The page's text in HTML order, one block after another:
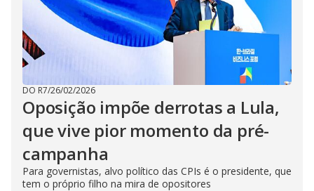
DO R7/26/02/2026
Oposição impõe derrotas a Lula,
que vive pior momento da pré-
campanha
Para governistas, alvo político das CPIs é o presidente, que
tem o próprio filho na mira de opositores